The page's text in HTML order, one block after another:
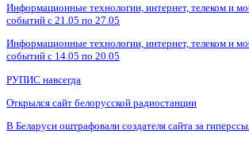
Информационные технологии, интернет, телеком и
событий с 21.05 по 27.05
Информационные технологии, интернет, телеком и
событий с 14.05 по 20.05
РУПИС навсегда
Открылся сайт белорусской радиостанции
В Беларуси оштрафовали создателя сайта за